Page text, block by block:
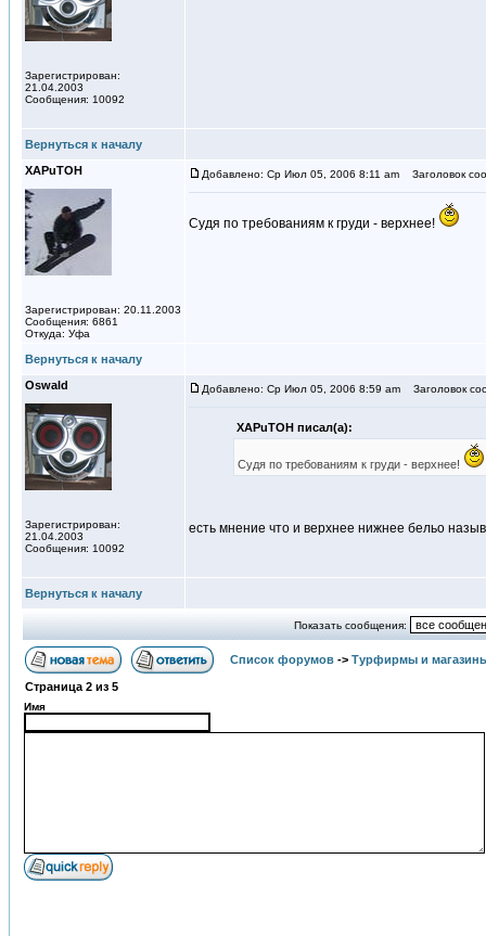
Зарегистрирован:
21.04.2003
Сообщения: 10092
Вернуться к началу
XAPuTOH
Зарегистрирован: 20.11.2003
Сообщения: 6861
Откуда: Уфа
Добавлено: Ср Июл 05, 2006 8:11 am Заголовок
Судя по требованиям к груди - верхнее!
Вернуться к началу
Oswald
Зарегистрирован:
21.04.2003
Сообщения: 10092
Добавлено: Ср Июл 05, 2006 8:59 am Заголовок
XAPuTOH писал(а):
Судя по требованиям к груди - верхнее!
есть мнение что и верхнее нижнее бельо
Вернуться к началу
Показать сообщения:
Список форумов -> Турфирмы и
Страница 2 из 5
Имя